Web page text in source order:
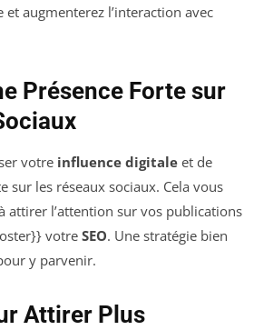
augmenterez l’interaction avec
Présence Forte sur
votre influence digitale et de
sur les réseaux sociaux. Cela vous
attirer l’attention sur vos publications
votreSEO. Une stratégie bien
y parvenir.
Attirer Plus